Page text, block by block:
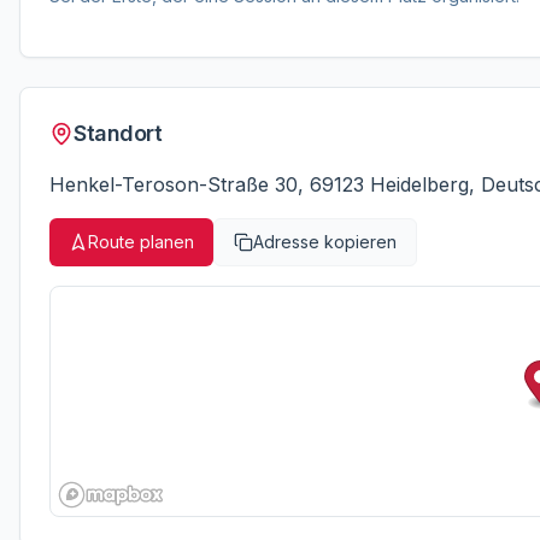
Standort
Henkel-Teroson-Straße 30, 69123 Heidelberg,
Route planen Adresse kopieren